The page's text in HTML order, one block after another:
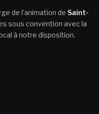
de l'animation de Saint-
sous convention avec la
à notre disposition.